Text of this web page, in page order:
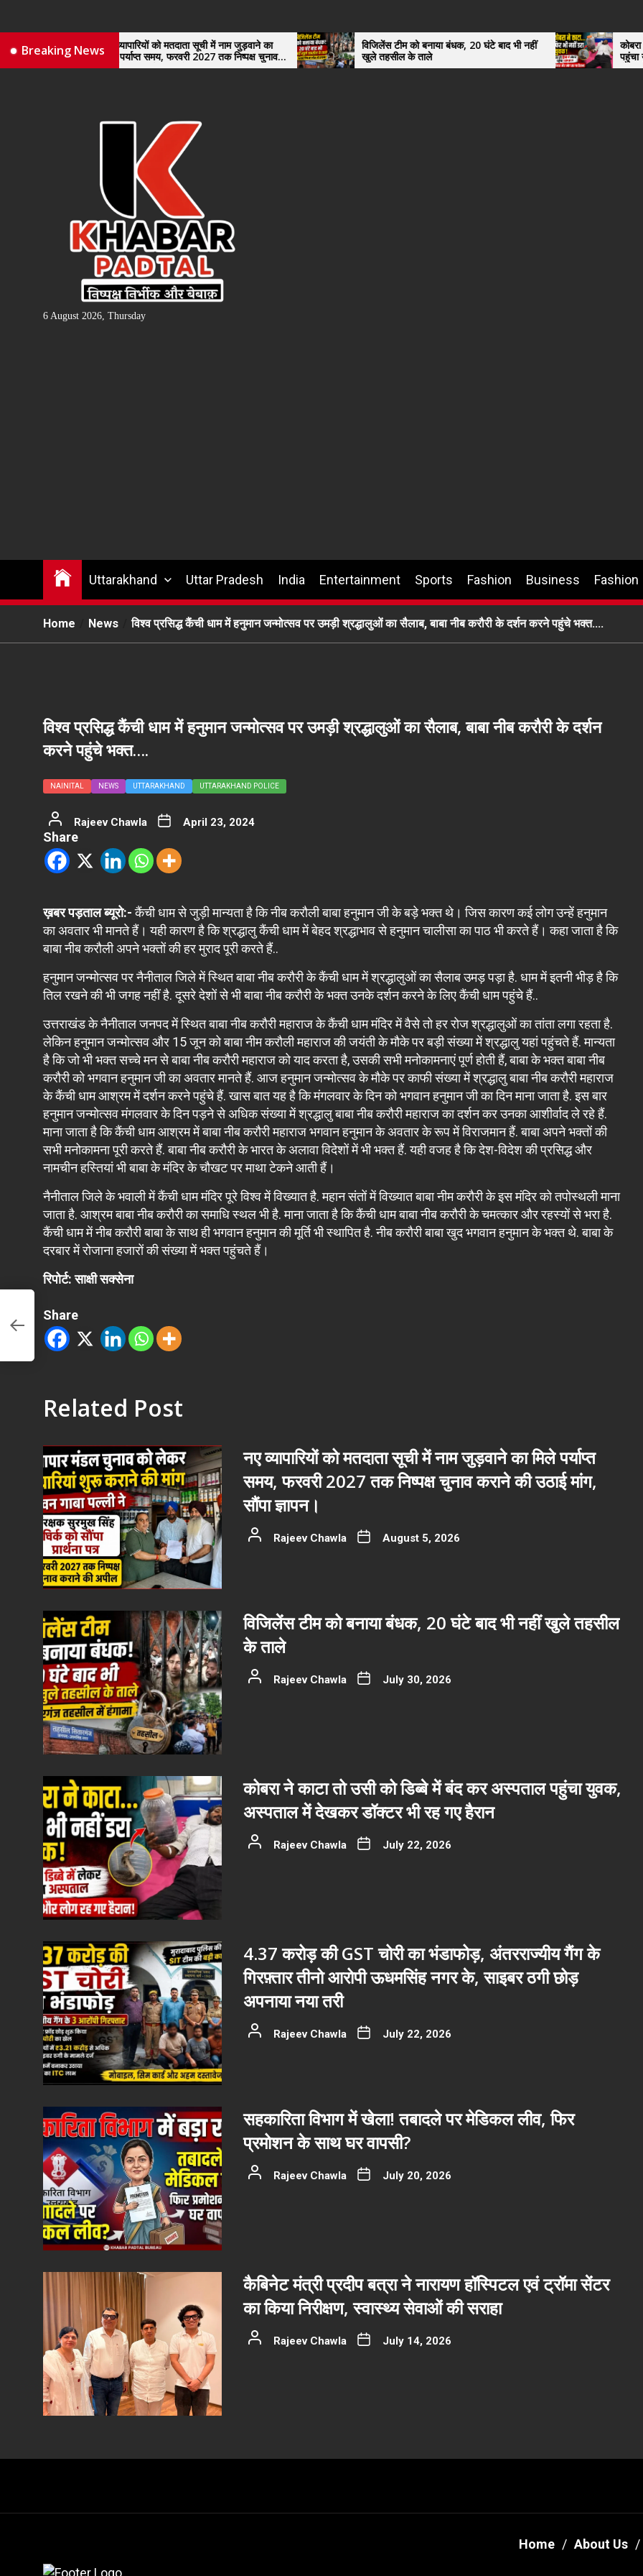
the Breaking News
नए व्यापारियों को मतदाता सूची में नाम जुड़वाने का
मिले पर्याप्त समय, फरवरी 2027 तक निष्पक्ष चुनाव
कराने की उठाई मांग, सौंपा ज्ञापन।
विजिलेंस टीम को बनाया बंधक, 20 घंटे बाद भी नहीं
खुले तहसील के ताले
कोबरा ने काटा तो उसी
पहुंचा युवक, अस्पताल में
हैरान
6 August 2026, Thursday
Uttarakhand Uttar Pradesh India Entertainment Sports Fashion Business Fashion
Home News विश्व प्रसिद्ध कैंची धाम में हनुमान जन्मोत्सव पर उमड़ी श्रद्धालुओं का सैलाब, बाबा नीब करौरी के दर्शन करने पहुंचे भक्त….
विश्व प्रसिद्ध कैंची धाम में हनुमान जन्मोत्सव पर उमड़ी श्रद्धालुओं का सैलाब, बाबा नीब करौरी के दर्शन
करने पहुंचे भक्त….
NAINITAL NEWS UTTARAKHAND UTTARAKHAND POLICE
Rajeev Chawla April 23, 2024
Share
ख़बर पड़ताल ब्यूरो:-कैंची धाम से जुड़ी मान्यता है कि नीब करौली बाबा हनुमान जी के बड़े भक्त थे। जिस कारण कई लोग उन्हें हनुमान
का अवतार भी मानते हैं। यही कारण है कि श्रद्धालु कैंची धाम में बेहद श्रद्धाभाव से हनुमान चालीसा का पाठ भी करते हैं। कहा जाता है कि
बाबा नीब करौली अपने भक्तों की हर मुराद पूरी करते हैं..
हनुमान जन्मोत्सव पर नैनीताल जिले में स्थित बाबा नीब करौरी के कैंची धाम में श्रद्धालुओं का सैलाब उमड़ पड़ा है. धाम में इतनी भीड़ है कि
तिल रखने की भी जगह नहीं है. दूसरे देशों से भी बाबा नीब करौरी के भक्त उनके दर्शन करने के लिए कैंची धाम पहुंचे हैं..
उत्तराखंड के नैनीताल जनपद में स्थित बाबा नीब करौरी महाराज के कैंची धाम मंदिर में वैसे तो हर रोज श्रद्धालुओं का तांता लगा रहता है.
लेकिन हनुमान जन्मोत्सव और 15 जून को बाबा नीम करौली महाराज की जयंती के मौके पर बड़ी संख्या में श्रद्धालु यहां पहुंचते हैं. मान्यता
है कि जो भी भक्त सच्चे मन से बाबा नीब करौरी महाराज को याद करता है, उसकी सभी मनोकामनाएं पूर्ण होती हैं, बाबा के भक्त बाबा नीब
करौरी को भगवान हनुमान जी का अवतार मानते हैं. आज हनुमान जन्मोत्सव के मौके पर काफी संख्या में श्रद्धालु बाबा नीब करौरी महाराज
के कैंची धाम आश्रम में दर्शन करने पहुंचे हैं. खास बात यह है कि मंगलवार के दिन को भगवान हनुमान जी का दिन माना जाता है. इस बार
हनुमान जन्मोत्सव मंगलवार के दिन पड़ने से अधिक संख्या में श्रद्धालु बाबा नीब करौरी महाराज का दर्शन कर उनका आशीर्वाद ले रहे हैं.
माना जाता है कि कैंची धाम आश्रम में बाबा नीब करौरी महाराज भगवान हनुमान के अवतार के रूप में विराजमान हैं. बाबा अपने भक्तों की
सभी मनोकामना पूरी करते हैं. बाबा नीब करौरी के भारत के अलावा विदेशों में भी भक्त हैं. यही वजह है कि देश-विदेश की प्रसिद्ध और
नामचीन हस्तियां भी बाबा के मंदिर के चौखट पर माथा टेकने आती हैं।
नैनीताल जिले के भवाली में कैंची धाम मंदिर पूरे विश्व में विख्यात है. महान संतों में विख्यात बाबा नीम करौरी के इस मंदिर को तपोस्थली माना
जाता है. आश्रम बाबा नीब करौरी का समाधि स्थल भी है. माना जाता है कि कैंची धाम बाबा नीब करौरी के चमत्कार और रहस्यों से भरा है.
कैंची धाम में नीब करौरी बाबा के साथ ही भगवान हनुमान की मूर्ति भी स्थापित है. नीब करौरी बाबा खुद भगवान हनुमान के भक्त थे. बाबा के
दरबार में रोजाना हजारों की संख्या में भक्त पहुंचते हैं।
रिपोर्ट: साक्षी सक्सेना
Share
Related Post
नए व्यापारियों को मतदाता सूची में नाम जुड़वाने का मिले पर्याप्त
समय, फरवरी 2027 तक निष्पक्ष चुनाव कराने की उठाई मांग,
सौंपा ज्ञापन।
Rajeev Chawla August 5, 2026
विजिलेंस टीम को बनाया बंधक, 20 घंटे बाद भी नहीं खुले तहसील
के ताले
Rajeev Chawla July 30, 2026
कोबरा ने काटा तो उसी को डिब्बे में बंद कर अस्पताल पहुंचा युवक,
अस्पताल में देखकर डॉक्टर भी रह गए हैरान
Rajeev Chawla July 22, 2026
4.37 करोड़ की GST चोरी का भंडाफोड़, अंतरराज्यीय गैंग के
गिरफ़्तार तीनो आरोपी ऊधमसिंह नगर के, साइबर ठगी छोड़
अपनाया नया तरी
Rajeev Chawla July 22, 2026
सहकारिता विभाग में खेला! तबादले पर मेडिकल लीव, फिर
प्रमोशन के साथ घर वापसी?
Rajeev Chawla July 20, 2026
कैबिनेट मंत्री प्रदीप बत्रा ने नारायण हॉस्पिटल एवं ट्रॉमा सेंटर
का किया निरीक्षण, स्वास्थ्य सेवाओं की सराहा
Rajeev Chawla July 14, 2026
Home About Us